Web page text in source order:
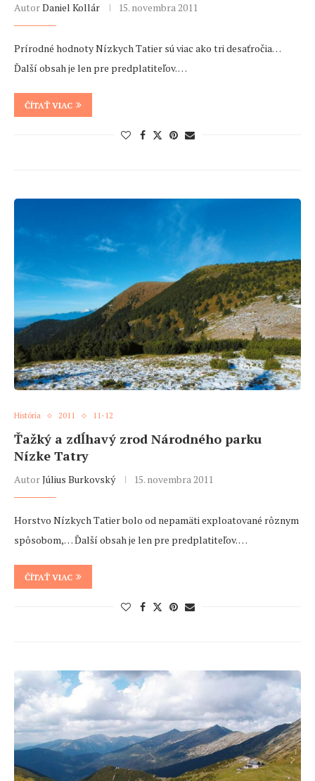
AutorDaniel Kollár 15. novembra 2011
Prírodné hodnoty Nízkych Tatier sú viac ako tri desaťročia…
Ďalší obsah je len pre predplatiteľov. …
ČÍTAŤ VIAC
História 2011 11-12
Ťažký a zdĺhavý zrod Národného parku
Nízke Tatry
AutorJúlius Burkovský 15. novembra 2011
Horstvo Nízkych Tatier bolo od nepamäti exploatované rôznym
spôsobom,… Ďalší obsah je len pre predplatiteľov. …
ČÍTAŤ VIAC